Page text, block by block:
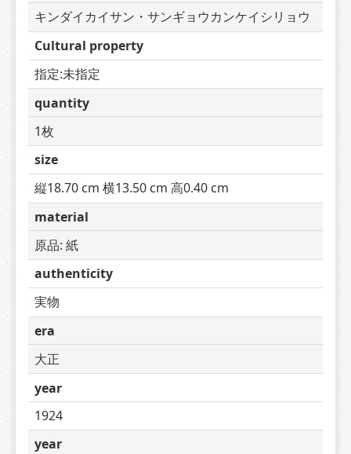
キンダイカイサン・サンギョウカンケイシリョウ
Cultural property
指定:未指定
quantity
1枚
size
縦18.70 cm 横13.50 cm 高0.40 cm
material
原品: 紙
authenticity
実物
era
大正
year
1924
year